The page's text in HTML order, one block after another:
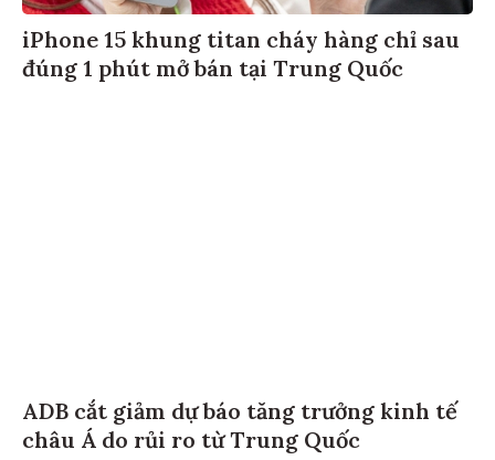
iPhone 15 khung titan cháy hàng chỉ sau
đúng 1 phút mở bán tại Trung Quốc
ADB cắt giảm dự báo tăng trưởng kinh tế
châu Á do rủi ro từ Trung Quốc